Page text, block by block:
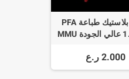
أنبوب بلاستيك طباعة PFA
1.75mm عالي الجودة MMU
2.000 ر.ع